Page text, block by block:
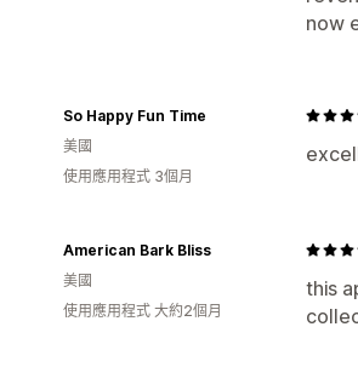
now
So Happy Fun Time
美國
使用應用程式 3個月
this
American Bark Bliss
美國
使用應用程式 大約2個月